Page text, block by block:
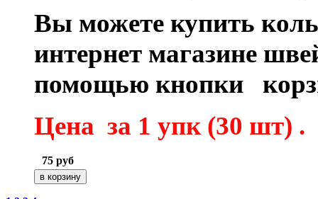
Вы можете купить
интернет магазине
помощью кнопки
Цена за 1 упк (30 шт) .
75 руб